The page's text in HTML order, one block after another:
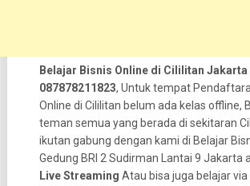
Belajar Bisnis Online di Cililitan Jakarta
087878211823, Untuk tempat
Online di Cililitan belum ada kelas offline,
teman semua yang berada di sekitaran
ikutan gabung dengan kami di Belajar
Gedung BRI 2 Sudirman Lantai 9 Jakarta
Live Streaming Atau bisa juga belajar via